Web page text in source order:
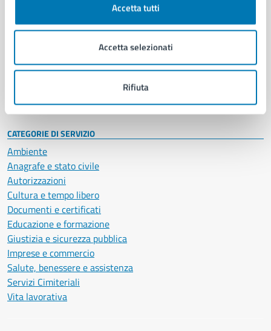
Accetta tutti
Accetta selezionati
Rifiuta
Enti e fondazioni
Personale amministrativo
Intranet, posta aziendale e protocollo
CATEGORIE DI SERVIZIO
Ambiente
Anagrafe e stato civile
Autorizzazioni
Cultura e tempo libero
Documenti e certificati
Educazione e formazione
Giustizia e sicurezza pubblica
Imprese e commercio
Salute, benessere e assistenza
Servizi Cimiteriali
Vita lavorativa